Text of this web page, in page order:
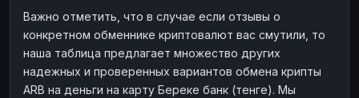
Важно отметить, что в случае если отзывы о
конкретном обменнике криптовалют вас смутили, то
наша таблица предлагает множество других
надежных и проверенных вариантов обмена крипты
ARB на деньги на карту Береке банк (тенге). Мы